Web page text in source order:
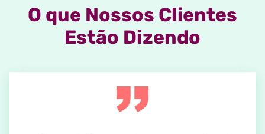
O que Nossos Clientes
Estão Dizendo